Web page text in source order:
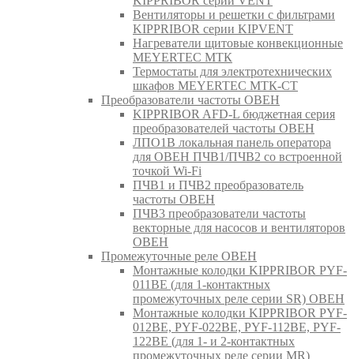
Вентиляторы и решетки с фильтрами
KIPPRIBOR серии KIPVENT
Нагреватели щитовые конвекционные
MEYERTEC МТК
Термостаты для электротехнических
шкафов MEYERTEC МТК-СТ
Преобразователи частоты ОВЕН
KIPPRIBOR AFD-L бюджетная серия
преобразователей частоты ОВЕН
ЛПО1В локальная панель оператора
для ОВЕН ПЧВ1/ПЧВ2 со встроенной
точкой Wi-Fi
ПЧВ1 и ПЧВ2 преобразователь
частоты ОВЕН
ПЧВ3 преобразователи частоты
векторные для насосов и вентиляторов
ОВЕН
Промежуточные реле ОВЕН
Монтажные колодки KIPPRIBOR PYF-
011BE (для 1-контактных
промежуточных реле серии SR) ОВЕН
Монтажные колодки KIPPRIBOR PYF-
012BE, PYF-022BE, PYF-112BE, PYF-
122BE (для 1- и 2-контактных
промежуточных реле серии MR)